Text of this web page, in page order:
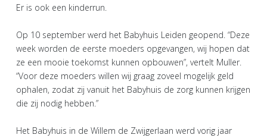
Er is ook een kinderrun.
Op 10 september werd het Babyhuis Leiden geopend. “Deze
week worden de eerste moeders opgevangen, wij hopen dat
ze een mooie toekomst kunnen opbouwen”, vertelt Muller.
“Voor deze moeders willen wij graag zoveel mogelijk geld
ophalen, zodat zij vanuit het Babyhuis de zorg kunnen krijgen
die zij nodig hebben.”
Het Babyhuis in de Willem de Zwijgerlaan werd vorig jaar